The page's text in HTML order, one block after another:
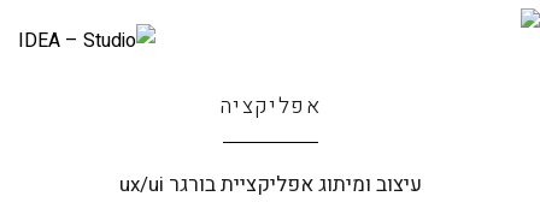
אפליקציה
עיצוב ומיתוג אפליקציית בורגר ux/ui